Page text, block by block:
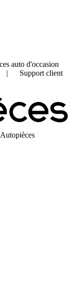
auto d'occasion
| Support client